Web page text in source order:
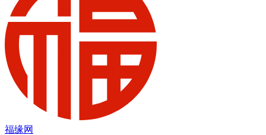
福缘网